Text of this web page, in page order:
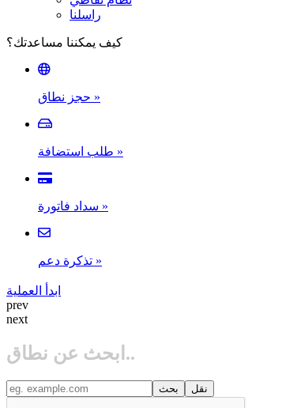
راسلنا
كيف يمكننا مساعدتك؟
»
»
»
»
ابدأ العملية
prev
next
ابحث عن نطاق..